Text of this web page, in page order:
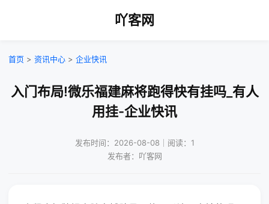
吖客网
首页 > 资讯中心 > 企业快讯
入门布局!微乐福建麻将跑得快有挂吗_有人
用挂-企业快讯
发布时间：2026-08-08｜阅读：1
发布者：吖客网